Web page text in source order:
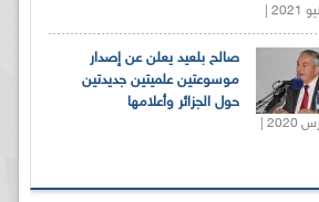
صالح بلعيد يعلن عن إصدار
موسوعتين علميتين جديدتين
حول الجزائر وأعلامها